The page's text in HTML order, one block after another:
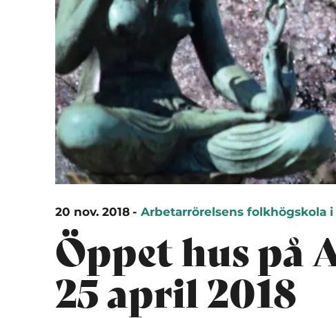
20 nov. 2018 - Arbetarrörelsens folkhögskola i
Öppet hus på
25 april 2018